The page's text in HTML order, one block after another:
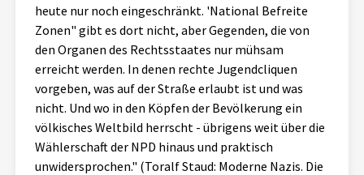
heute nur noch eingeschränkt. 'National Befreite
Zonen" gibt es dort nicht, aber Gegenden, die von
den Organen des Rechtsstaates nur mühsam
erreicht werden. In denen rechte Jugendcliquen
vorgeben, was auf der Straße erlaubt ist und was
nicht. Und wo in den Köpfen der Bevölkerung ein
völkisches Weltbild herrscht - übrigens weit über die
Wählerschaft der NPD hinaus und praktisch
unwidersprochen." (Toralf Staud: Moderne Nazis. Die